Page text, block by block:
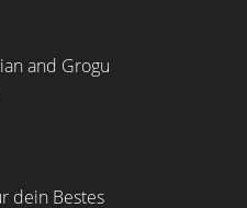
and Grogu
dein Bestes